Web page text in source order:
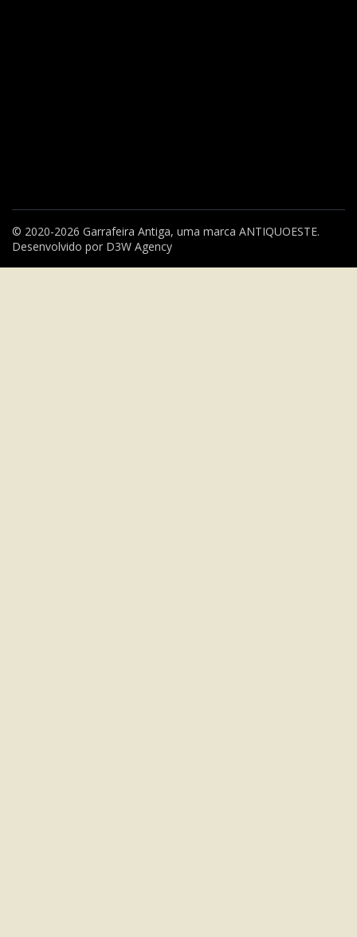
© 2020-2026 Garrafeira Antiga, uma marca ANTIQUOESTE.
Desenvolvido por D3W Agency